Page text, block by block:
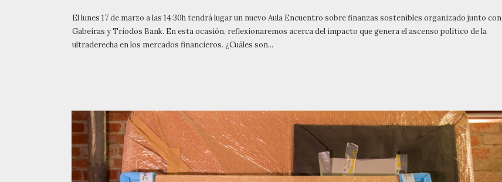
El lunes 17 de marzo a las 14:30h tendrá lugar un nuevo Aula Encuentro sobre finanzas sostenibles organizado junto con
Gabeiras y Triodos Bank. En esta ocasión, reflexionaremos acerca del impacto que genera el ascenso político de la
ultraderecha en los mercados financieros. ¿Cuáles son...